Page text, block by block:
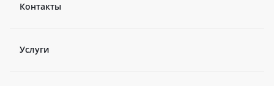
Контакты
Услуги